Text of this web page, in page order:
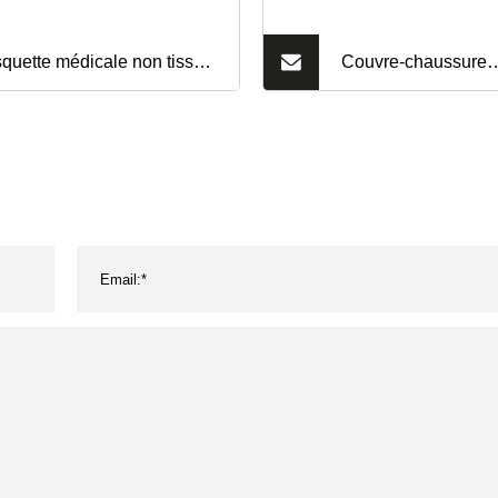
médicale non tissée Couvre-chaussure